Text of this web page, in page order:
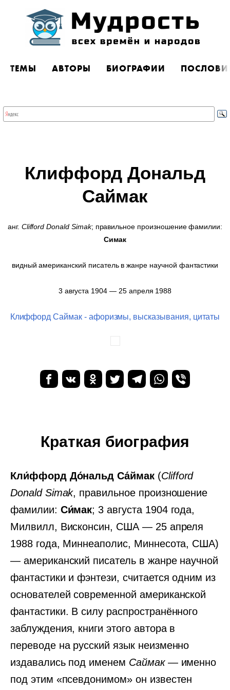
ТЕМЫ АВТОРЫ БИОГРАФИИ
Клиффорд Дональд
Саймак
анг. Clifford Donald Simak; правильное произношение фамилии:
Симак
видный американский писатель в жанре научной фантастики
3 августа 1904 — 25 апреля 1988
Клиффорд Саймак - афоризмы, высказывания, цитаты
Краткая биография
Кли́ффорд До́нальд Са́ймак(Clifford
Donald Simak, правильное произношение
фамилии: Си́мак; 3 августа 1904 года,
Милвилл, Висконсин, США — 25 апреля
1988 года, Миннеаполис, Миннесота, США)
— американский писатель в жанре научной
фантастики и фэнтези, считается одним из
основателей современной американской
фантастики. В силу распространённого
заблуждения, книги этого автора в
переводе на русский язык неизменно
издавались под именем Саймак— именно
под этим «псевдонимом» он известен